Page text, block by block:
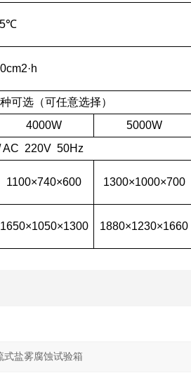
可选（可任意选择）
4000W
5000W
220V 50Hz
1100×740×600 1300×1000×700
1650×1050×1300 1880×1230×1660